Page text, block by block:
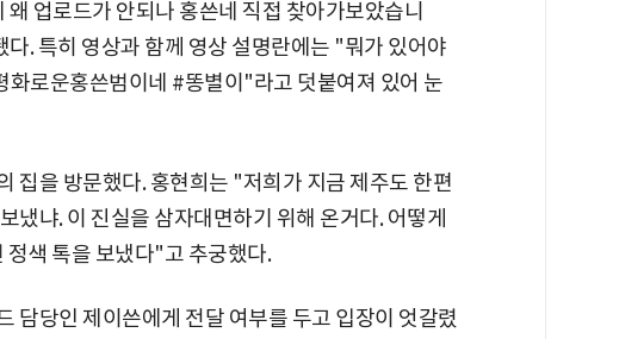
업로드가 안되나 홍쓴네 직접 찾아가보았습니
. 특히 영상과 함께 영상 설명란에는 "뭐가 있어야
로운홍쓴범이네 #똥별이"라고 덧붙여져 있어 눈
집을 방문했다. 홍현희는 "저희가 지금 제주도 한편
냈냐. 이 진실을 삼자대면하기 위해 온거다. 어떻게
정색 톡을 보냈다"고 추궁했다.
담당인 제이쓴에게 전달 여부를 두고 입장이 엇갈렸